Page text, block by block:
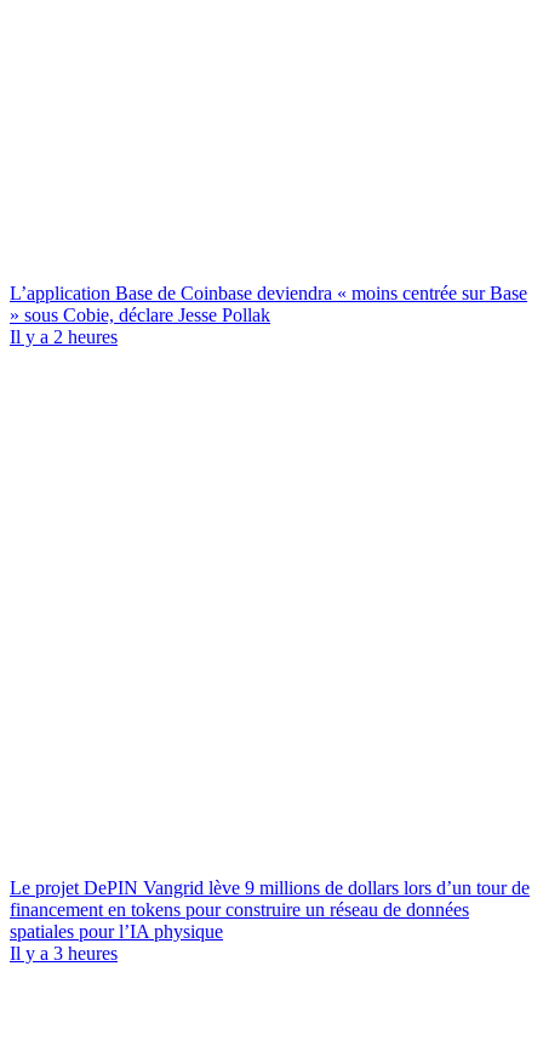
L’application Base de Coinbase deviendra « moins centrée sur Base
» sous Cobie, déclare Jesse Pollak
Il y a 2 heures
Le projet DePIN Vangrid lève 9 millions de dollars lors d’un tour de
financement en tokens pour construire un réseau de données
spatiales pour l’IA physique
Il y a 3 heures